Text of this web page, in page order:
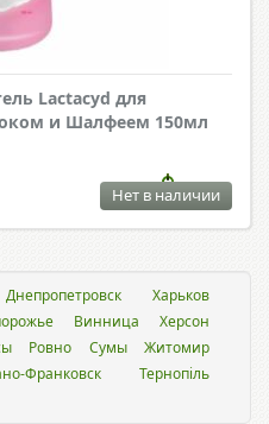
Lactacyd для
и Шалфеем 150мл
Нет в наличии
Днепропетровск
Харьков
Винница
Херсон
Ровно Сумы
Житомир
Франковск
Тернопіль